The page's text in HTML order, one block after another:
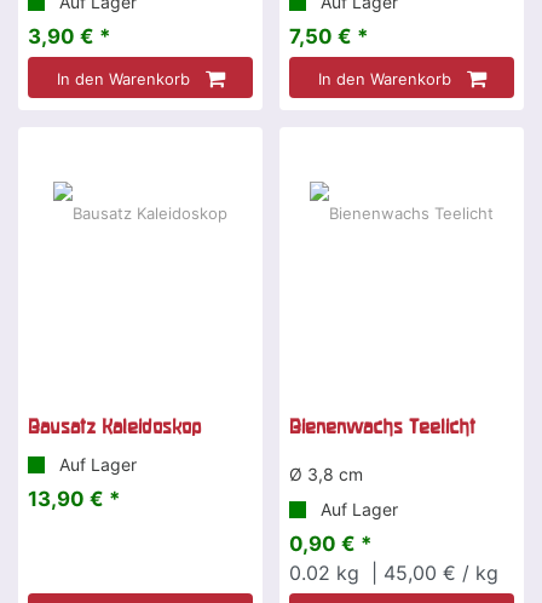
3,90 € *
In den Warenkorb
7,50 € *
In den Warenkorb
Bausatz Kaleidoskop
Auf Lager
13,90 € *
Bienenwachs Teelicht
Ø 3,8 cm
Auf Lager
0,90 € *
0.02 kg | 45,00 € / kg